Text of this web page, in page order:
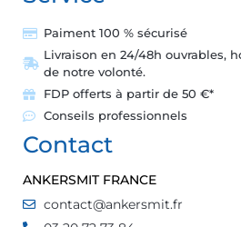
Paiment 100 % sécurisé
Livraison en 24/48h ouvrables,
de notre volonté.
FDP offerts à partir de 50 €*
Conseils professionnels
Contact
ANKERSMIT FRANCE
contact@ankersmit.fr